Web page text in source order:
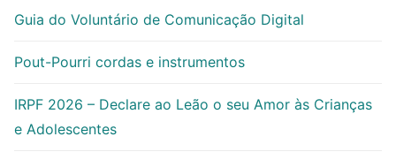
Guia do Voluntário de Comunicação Digital
Pout-Pourri cordas e instrumentos
IRPF 2026 – Declare ao Leão o seu Amor às Crianças
e Adolescentes